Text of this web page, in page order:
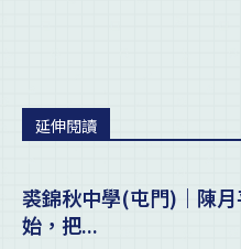
延伸閱讀
裘錦秋中學(屯門)｜陳
始，把...